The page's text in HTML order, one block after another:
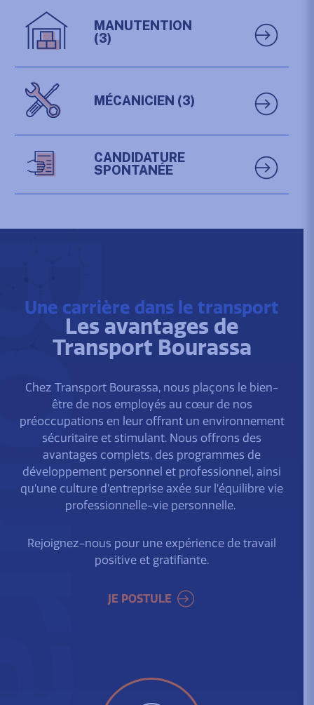
MANUTENTION
(3)
MÉCANICIEN (3)
CANDIDATURE
SPONTANÉE
Une carrière dans le transport
Les avantages de
Transport Bourassa
Chez Transport Bourassa, nous plaçons le bien-
être de nos employés au cœur de nos
préoccupations en leur offrant un environnement
sécuritaire et stimulant. Nous offrons des
avantages complets, des programmes de
développement personnel et professionnel, ainsi
qu’une culture d’entreprise axée sur l’équilibre vie
professionnelle-vie personnelle.
Rejoignez-nous pour une expérience de travail
positive et gratifiante.
JE POSTULE